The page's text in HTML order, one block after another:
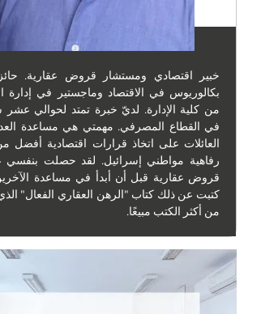
خبير اقتصادي ومستشار قروض عقارية.
بكالوريوس في الاقتصاد وماجستير في إدارة
من كلية الإدارة. لديّ خبرة تمتد لحوالي عشر
في القطاع المصرفي. مهمتي هي مساعدة
العائلات على اتخاذ قرارات اقتصادية أفضل
قروض عقارية قبل أن أبدأ في مساعدة
كتبت عن ذلك كتاب "الرهن العقاري الفعال"
من أكثر الكتب مبيعًا.